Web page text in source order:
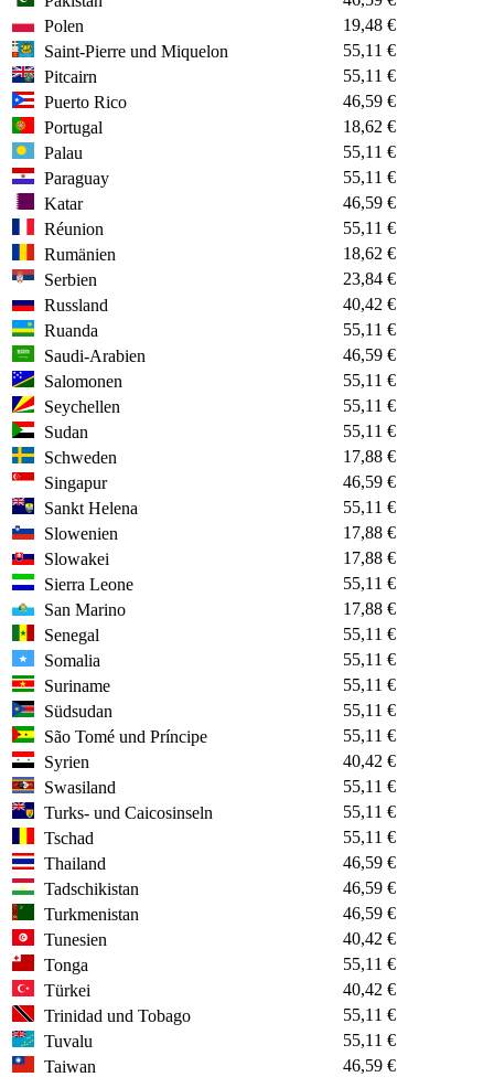
Polen
19,48 €
Saint-Pierre und Miquelon
55,11 €
Pitcairn
55,11 €
Puerto Rico
46,59 €
Portugal
18,62 €
Palau
55,11 €
Paraguay
55,11 €
Katar
46,59 €
Réunion
55,11 €
Rumänien
18,62 €
Serbien
23,84 €
Russland
40,42 €
Ruanda
55,11 €
Saudi-Arabien
46,59 €
Salomonen
55,11 €
Seychellen
55,11 €
Sudan
55,11 €
Schweden
17,88 €
Singapur
46,59 €
Sankt Helena
55,11 €
Slowenien
17,88 €
Slowakei
17,88 €
Sierra Leone
55,11 €
San Marino
17,88 €
Senegal
55,11 €
Somalia
55,11 €
Suriname
55,11 €
Südsudan
55,11 €
São Tomé und Príncipe
55,11 €
Syrien
40,42 €
Swasiland
55,11 €
Turks- und Caicosinseln
55,11 €
Tschad
55,11 €
Thailand
46,59 €
Tadschikistan
46,59 €
Turkmenistan
46,59 €
Tunesien
40,42 €
Tonga
55,11 €
Türkei
40,42 €
Trinidad und Tobago
55,11 €
Tuvalu
55,11 €
Taiwan
46,59 €